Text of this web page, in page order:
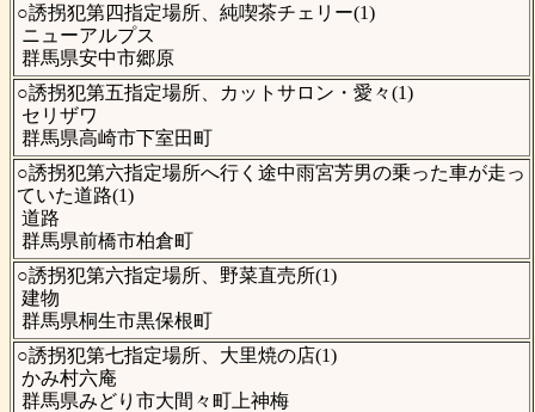
○誘拐犯第四指定場所、純喫茶チェリー(1)
ニューアルプス
群馬県安中市郷原
○誘拐犯第五指定場所、カットサロン・愛々(1)
セリザワ
群馬県高崎市下室田町
○誘拐犯第六指定場所へ行く途中雨宮芳男の乗った車が走っ
ていた道路(1)
道路
群馬県前橋市柏倉町
○誘拐犯第六指定場所、野菜直売所(1)
建物
群馬県桐生市黒保根町
○誘拐犯第七指定場所、大里焼の店(1)
かみ村六庵
群馬県みどり市大間々町上神梅